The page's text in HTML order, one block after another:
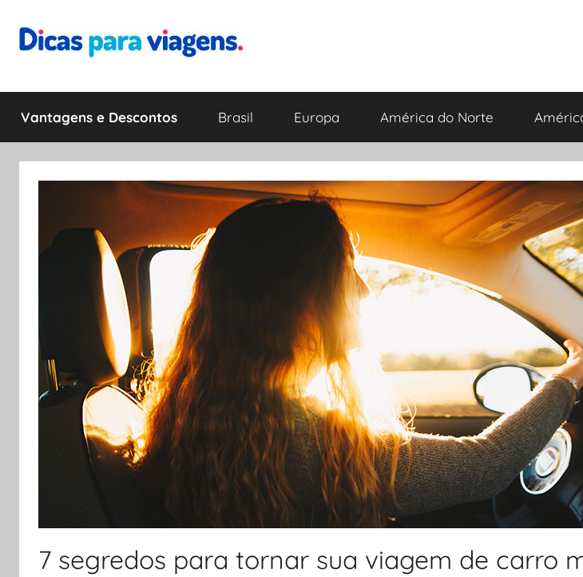
para
Dicas
para
Viagens
a
melhor
Vantagens e Descontos Brasil Europa América do Norte
7 segredos para tornar sua viagem de carro